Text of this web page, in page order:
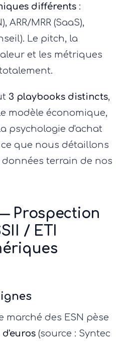
différents :
ARR/MRR (SaaS),
Le pitch, la
et les métriques
3 playbooks distincts,
modèle économique,
psychologie d'achat
ce que nous détaillons
données terrain de nos
Prospection
/ ETI
marché des ESN pèse
(source : Syntec